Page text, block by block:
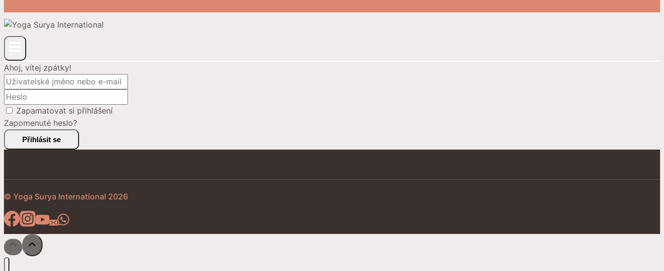
Ahoj, vítej zpátky!
Zapamatovat si přihlášení
Zapomenuté heslo?
Přihlásit se
© Yoga Surya International 2026